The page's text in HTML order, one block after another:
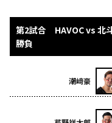
第2試合 HAVOC vs 北
勝負
潮﨑豪